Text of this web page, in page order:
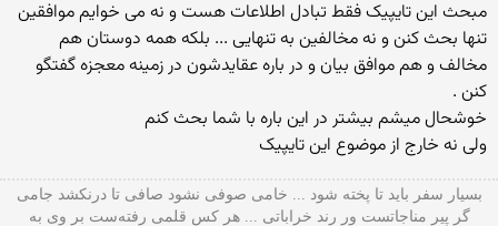
مبحث این تایپیک فقط تبادل اطلاعات هست و نه می خوایم موافقین
تنها بحث کنن و نه مخالفین به تنهایی ... بلکه همه دوستان هم
مخالف و هم موافق بیان و در باره عقایدشون در زمینه معجزه گفتگو
کنن .
خوشحال میشم بیشتر در این باره با شما بحث کنم
ولی نه خارج از موضوع این تایپیک
بسیار سفر باید تا پخته شود ... خامی صوفی نشود صافی تا درنکشد جامی
گر پیر مناجاتست ور رند خراباتی ... هر کس قلمی رفته‌ست بر وی به